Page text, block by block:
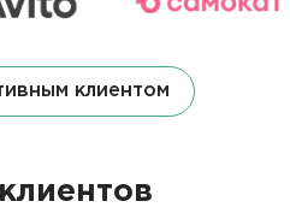
клиентом